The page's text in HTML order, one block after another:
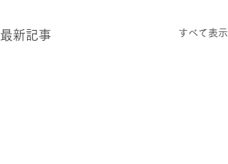
最新記事 すべて表示